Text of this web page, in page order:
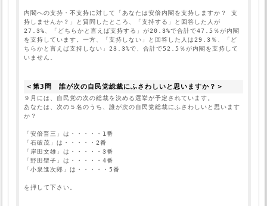
内閣への支持・不支持に対して「あなたは安倍内閣を支持しますか？ 支
持しませんか？」と質問したところ、「支持する」と回答した人が
27.3%、「どちらかと言えば支持する」が20.3%で合計で47.5％が内閣
を支持しています。一方、「支持しない」と回答した人は29.3％、「ど
ちらかと言えば支持しない」23.3%で、合計で52.5％が内閣を支持して
いません。
＜第3問　誰が次の自民党総裁にふさわしいと思いますか？＞
９月には、自民党の次の総裁を決める選挙が予定されています。
あなたは、次の５名のうち、誰が次の自民党総裁にふさわしいと思います
か？
「安倍晋三」は・・・・・1番
「石破茂」は・・・・・2番
「岸田文雄」は・・・・・3番
「野田聖子」は・・・・・4番
「小泉進次郎」は・・・・・5番
を押して下さい。